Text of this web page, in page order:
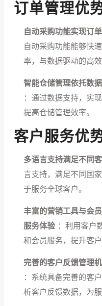
订单管理优
自动采购功能实现订
自动采购功能能够快
率，与数据驱动的高
智能仓储管理依托数
：通过数据支持，实
提高仓储管理效率。
客户服务优
多语言支持满足不同
言支持，满足不同国
于服务全球客户。
丰富的营销工具与会
服务体验：利用客户
和会员服务，提升客户
完善的客户反馈管理
：系统具备完善的客
析客户反馈数据，为